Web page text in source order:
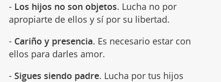
- Los hijos no son objetos. Lucha no por
apropiarte de ellos y sí por su libertad.
- Cariño y presencia. Es necesario estar con
ellos para darles amor.
- Sigues siendo padre. Lucha por tus hijos